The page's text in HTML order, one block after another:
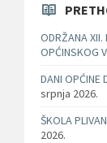
ODRŽANA XII.
OPĆINSKOG
DANI OPĆINE
srpnja 2026.
ŠKOLA
2026.